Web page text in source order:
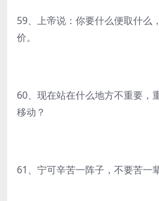
59、上帝说：你要什么便取什么
价。
60、现在站在什么地方不重要，
移动？
61、宁可辛苦一阵子，不要苦一辈